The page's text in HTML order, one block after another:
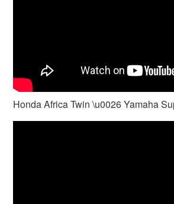
Honda Africa Twin \u0026 Yamaha